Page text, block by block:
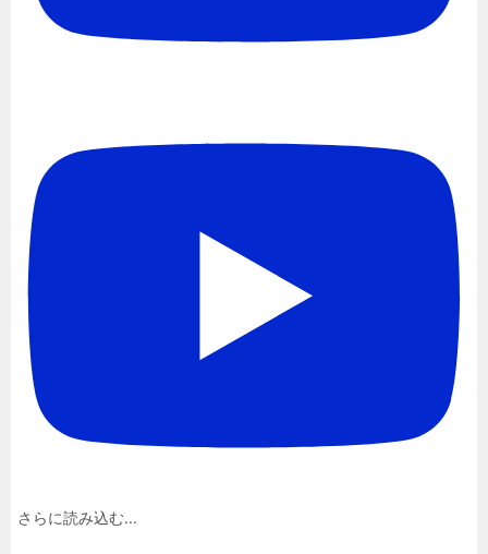
さらに読み込む...